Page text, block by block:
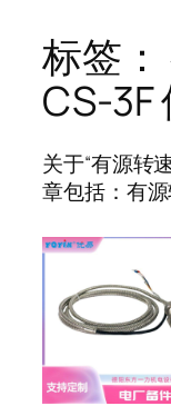
标签：
CS-3F
关于“有源转
章包括：有源